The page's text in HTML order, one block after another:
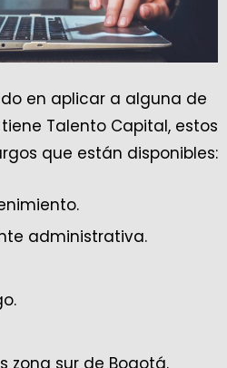
en aplicar a alguna de
Talento Capital, estos
que están disponibles:
administrativa.
zona sur de Bogotá.